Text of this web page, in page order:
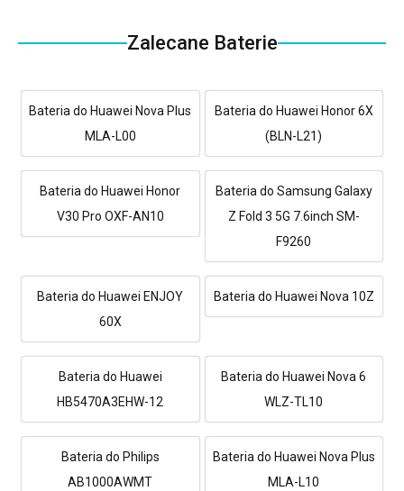
Zalecane Baterie
Bateria do Huawei Nova Plus
MLA-L00
Bateria do Huawei Honor 6X
(BLN-L21)
Bateria do Huawei Honor
V30 Pro OXF-AN10
Bateria do Samsung Galaxy
Z Fold 3 5G 7.6inch SM-
F9260
Bateria do Huawei ENJOY
60X
Bateria do Huawei Nova 10Z
Bateria do Huawei
HB5470A3EHW-12
Bateria do Huawei Nova 6
WLZ-TL10
Bateria do Philips
AB1000AWMT
Bateria do Huawei Nova Plus
MLA-L10